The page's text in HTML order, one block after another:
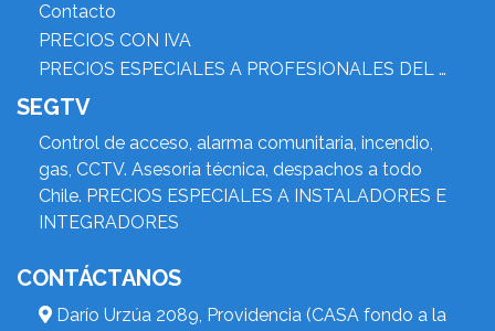
Contacto
PRECIOS CON IVA
PRECIOS ESPECIALES A PROFESIONALES DEL RUBRO
SEGTV
Control de acceso, alarma comunitaria, incendio,
gas, CCTV. Asesoría técnica, despachos a todo
Chile. PRECIOS ESPECIALES A INSTALADORES E
INTEGRADORES
CONTÁCTANOS
Darío Urzúa 2089, Providencia (CASA fondo a la